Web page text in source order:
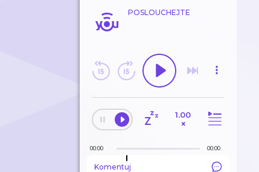
POSLOUCHEJTE
1.00
×
00:00 00:00
Komentuj